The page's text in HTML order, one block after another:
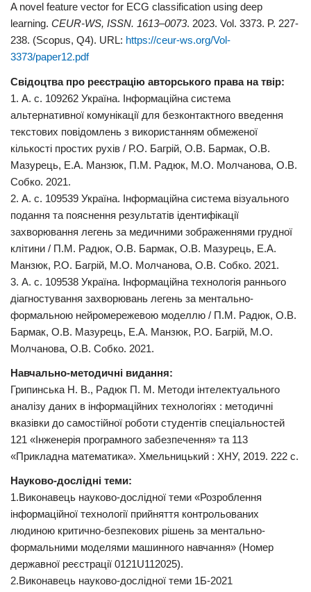
A novel feature vector for ECG classification using deep
learning. CEUR-WS, ISSN. 1613–0073. 2023. Vol. 3373. P. 227-
238. (Scopus, Q4). URL: https://ceur-ws.org/Vol-
3373/paper12.pdf
Свідоцтва про реєстрацію авторського права на твір:
1. А. с. 109262 Україна. Інформаційна система
альтернативної комунікації для безконтактного введення
текстових повідомлень з використанням обмеженої
кількості простих рухів / Р.О. Багрій, О.В. Бармак, О.В.
Мазурець, Е.А. Манзюк, П.М. Радюк, М.О. Молчанова, О.В.
Собко. 2021.
2. А. с. 109539 Україна. Інформаційна система візуального
подання та пояснення результатів ідентифікації
захворювання легень за медичними зображеннями грудної
клітини / П.М. Радюк, О.В. Бармак, О.В. Мазурець, Е.А.
Манзюк, Р.О. Багрій, М.О. Молчанова, О.В. Собко. 2021.
3. А. с. 109538 Україна. Інформаційна технологія раннього
діагностування захворювань легень за ментально-
формальною нейромережевою моделлю / П.М. Радюк, О.В.
Бармак, О.В. Мазурець, Е.А. Манзюк, Р.О. Багрій, М.О.
Молчанова, О.В. Собко. 2021.
Навчально-методичні видання:
Грипинська Н. В., Радюк П. М. Методи інтелектуального
аналізу даних в інформаційних технологіях : методичні
вказівки до самостійної роботи студентів спеціальностей
121 «Інженерія програмного забезпечення» та 113
«Прикладна математика». Хмельницький : ХНУ, 2019. 222 с.
Науково-дослідні теми:
1.Виконавець науково-дослідної теми «Розроблення
інформаційної технології прийняття контрольованих
людиною критично-безпекових рішень за ментально-
формальними моделями машинного навчання» (Номер
державної реєстрації 0121U112025).
2.Виконавець науково-дослідної теми 1Б-2021